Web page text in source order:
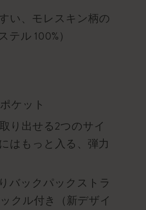
い、モレスキン柄の
ル 100%）
ケット
り出せる2つのサイ
はもっと入る、弾力
バックパックストラ
クル付き（新デザイ